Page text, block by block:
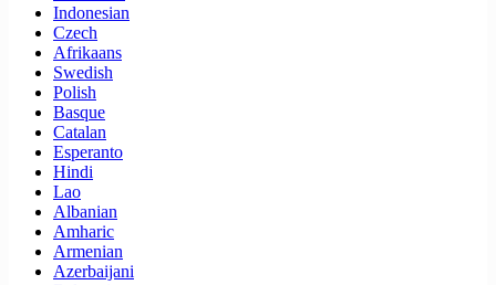
Indonesian
Czech
Afrikaans
Swedish
Polish
Basque
Catalan
Esperanto
Hindi
Lao
Albanian
Amharic
Armenian
Azerbaijani